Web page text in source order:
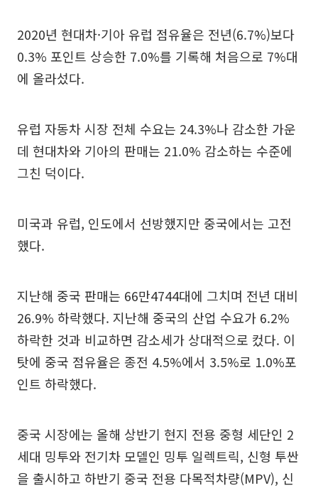
2020년 현대차·기아 유럽 점유율은 전년(6.7%)보다
0.3% 포인트 상승한 7.0%를 기록해 처음으로 7%대
에 올라섰다.
유럽 자동차 시장 전체 수요는 24.3%나 감소한 가운
데 현대차와 기아의 판매는 21.0% 감소하는 수준에
그친 덕이다.
미국과 유럽, 인도에서 선방했지만 중국에서는 고전
했다.
지난해 중국 판매는 66만4744대에 그치며 전년 대비
26.9% 하락했다. 지난해 중국의 산업 수요가 6.2%
하락한 것과 비교하면 감소세가 상대적으로 컸다. 이
탓에 중국 점유율은 종전 4.5%에서 3.5%로 1.0%포
인트 하락했다.
중국 시장에는 올해 상반기 현지 전용 중형 세단인 2
세대 밍투와 전기차 모델인 밍투 일렉트릭, 신형 투싼
을 출시하고 하반기 중국 전용 다목적차량(MPV), 신